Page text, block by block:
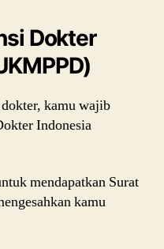
Dokter
kamu wajib
Indonesia
mendapatkan Surat
kamu